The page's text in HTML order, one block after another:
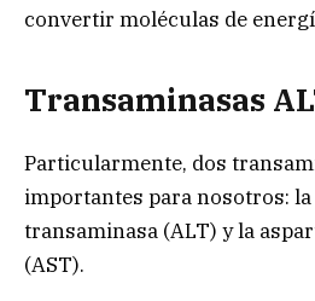
convertir moléculas de
Transaminasas
Particularmente, dos
importantes para nosotros:
transaminasa (ALT) y la
(AST).